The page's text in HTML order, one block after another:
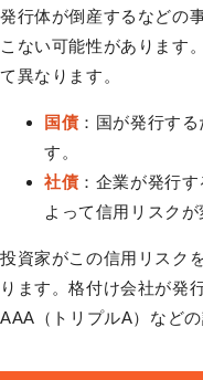
発行体が倒産するなどの
こない可能性があります
て異なります。
国債：国が発行す
す。
社債：企業が発行
よって信用リスクが
投資家がこの信用リスク
ります。格付け会社が発
AAA（トリプルA）など